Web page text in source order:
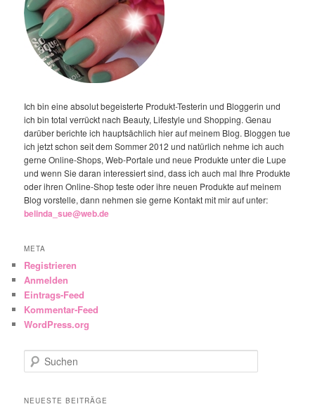
Ich bin eine absolut begeisterte Produkt-Testerin und Bloggerin und
ich bin total verrückt nach Beauty, Lifestyle und Shopping. Genau
darüber berichte ich hauptsächlich hier auf meinem Blog. Bloggen tue
ich jetzt schon seit dem Sommer 2012 und natürlich nehme ich auch
gerne Online-Shops, Web-Portale und neue Produkte unter die Lupe
und wenn Sie daran interessiert sind, dass ich auch mal Ihre Produkte
oder ihren Online-Shop teste oder ihre neuen Produkte auf meinem
Blog vorstelle, dann nehmen sie gerne Kontakt mit mir auf unter:
belinda_sue@web.de
META
Registrieren
Anmelden
Eintrags-Feed
Kommentar-Feed
WordPress.org
Suchen
NEUESTE BEITRÄGE